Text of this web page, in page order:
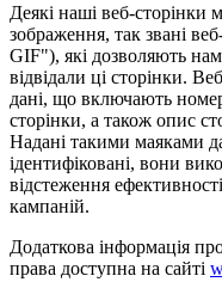
Деякі наші веб-сторінки
зображення, так звані
GIF"), які дозволяють
відвідали ці сторінки.
дані, що включають
сторінки, а також опис
Надані такими маяками
ідентифіковані, вони
відстеження
кампаній.
Додаткова інформація
права доступна на сайті